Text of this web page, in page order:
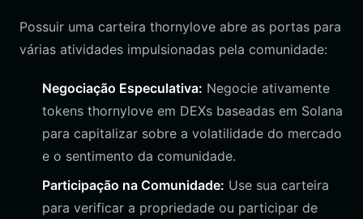
Possuir uma carteira thornylove abre as portas para
várias atividades impulsionadas pela comunidade:
Negociação Especulativa: Negocie ativamente
tokens thornylove em DEXs baseadas em Solana
para capitalizar sobre a volatilidade do mercado
e o sentimento da comunidade.
Participação na Comunidade: Use sua carteira
para verificar a propriedade ou participar de